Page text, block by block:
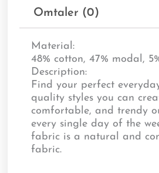
Omtaler (0)
Material:
48% cotton, 47% modal,
Description:
Find your perfect
quality styles you can
comfortable, and trendy
every single day of the
fabric is a natural and
fabric.